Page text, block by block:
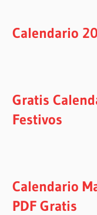
Calendario
Gratis
Festivos
Calendario
PDF Gratis